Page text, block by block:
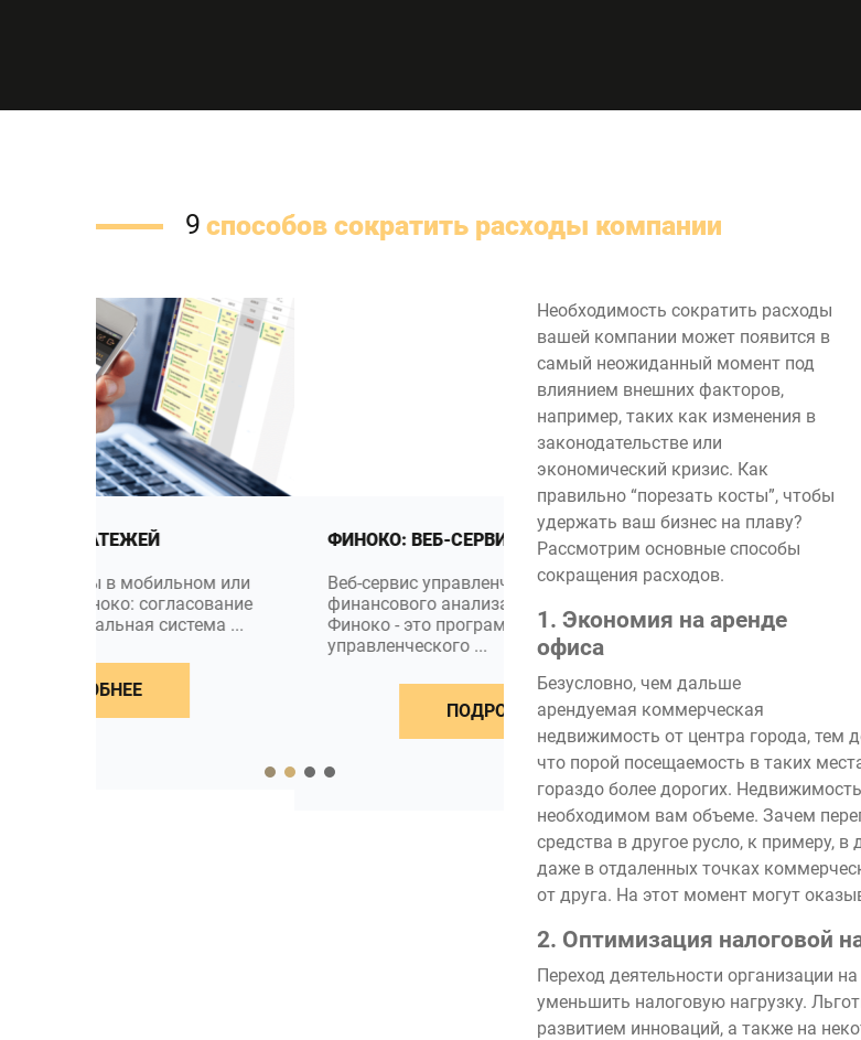
9 способов сократить расходы компании
ФИНОКО: ВЕБ-СЕРВИС
Веб-сервис управленческого учета и
финансового анализа предприятия
Финоко - это программа для
ФИНОКО: УПРАВЛЕНЧЕСКИЙ УЧЕТ В 1С
Модуль для подготовки
:Предприятие 8. Модуль Финоко ...
ПОДРОБНЕЕ
Необходимость сократить расходы
вашей компании может появится в
самый неожиданный момент под
влиянием внешних факторов,
например, таких как изменения в
законодательстве или
экономический кризис. Как
правильно “порезать косты”, чтобы
удержать ваш бизнес на плаву?
Рассмотрим основные способы
сокращения расходов.
1. Экономия на аренде
офиса
Безусловно, чем дальше
арендуемая коммерческая
недвижимость от центра города, тем
что порой посещаемость в таких
гораздо более дорогих.
необходимом вам объеме. Зачем
средства в другое русло, к примеру,
даже в отдаленных точках
от друга. На этот момент могут
2. Оптимизация налоговой
Переход деятельности организации
уменьшить налоговую нагрузку.
развитием инноваций, а также на